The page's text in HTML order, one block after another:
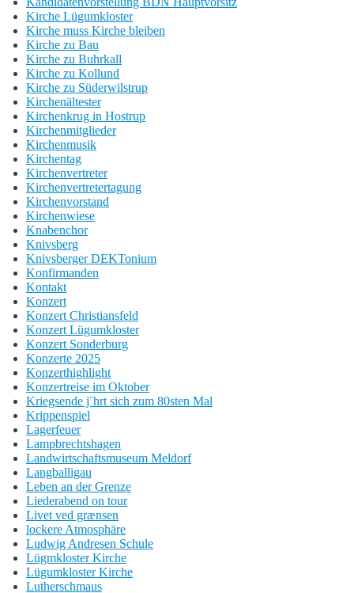
Kirche Lügumkloster
Kirche muss Kirche bleiben
Kirche zu Bau
Kirche zu Buhrkall
Kirche zu Kollund
Kirche zu Süderwilstrup
Kirchenältester
Kirchenkrug in Hostrup
Kirchenmitglieder
Kirchenmusik
Kirchentag
Kirchenvertreter
Kirchenvertretertagung
Kirchenvorstand
Kirchenwiese
Knabenchor
Knivsberg
Knivsberger DEKTonium
Konfirmanden
Kontakt
Konzert
Konzert Christiansfeld
Konzert Lügumkloster
Konzert Sonderburg
Konzerte 2025
Konzerthighlight
Konzertreise im Oktober
Kriegsende j¨hrt sich zum 80sten Mal
Krippenspiel
Lagerfeuer
Lampbrechtshagen
Landwirtschaftsmuseum Meldorf
Langballigau
Leben an der Grenze
Liederabend on tour
Livet ved grænsen
lockere Atmosphäre
Ludwig Andresen Schule
Lügmkloster Kirche
Lügumkloster Kirche
Lutherschmaus